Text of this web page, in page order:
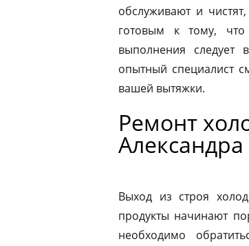
обслуживают и
готовым к тому,
выполнения следует
опытный специалист
вашей вытяжки.
Ремонт
Выход из строя
продукты начинают
необходимо